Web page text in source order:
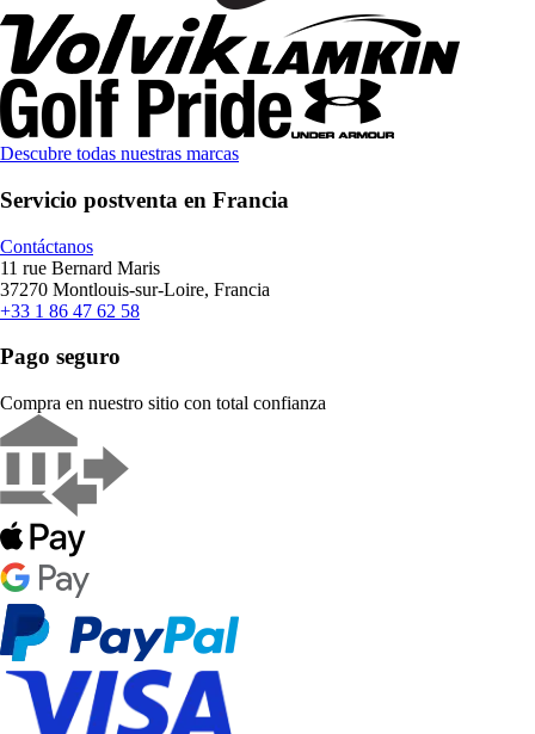
Descubre todas nuestras marcas
Servicio postventa en Francia
Contáctanos
11 rue Bernard Maris
37270 Montlouis-sur-Loire, Francia
+33 1 86 47 62 58
Pago seguro
Compra en nuestro sitio con total confianza